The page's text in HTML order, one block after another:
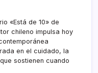
«Está de 10» de
chileno impulsa hoy
en el cuidado, la
sostienen cuando